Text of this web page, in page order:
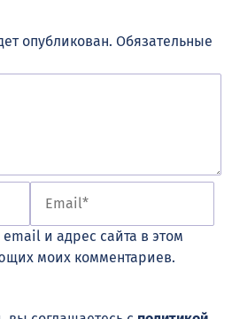
опубликован. Обязательные
и адрес сайта в этом
моих комментариев.